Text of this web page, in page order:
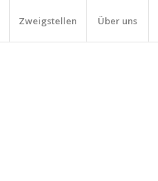
Zweigstellen Über uns